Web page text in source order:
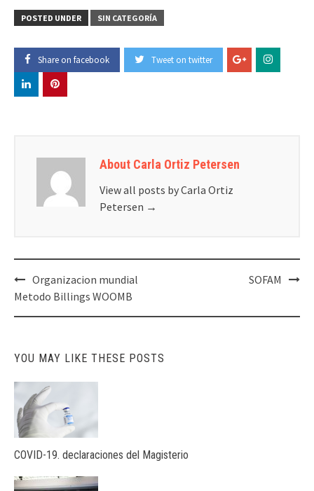
POSTED UNDER SIN CATEGORÍA
Share on facebook Tweet on twitter
About Carla Ortiz Petersen
View all posts by Carla Ortiz
Petersen →
Post
navigation
Organizacion mundial
Metodo Billings WOOMB
SOFAM
YOU MAY LIKE THESE POSTS
COVID-19. declaraciones del Magisterio